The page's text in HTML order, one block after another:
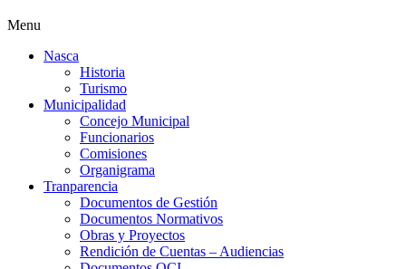
Menu
Nasca
Historia
Turismo
Municipalidad
Concejo Municipal
Funcionarios
Comisiones
Organigrama
Tranparencia
Documentos de Gestión
Documentos Normativos
Obras y Proyectos
Rendición de Cuentas – Audiencias